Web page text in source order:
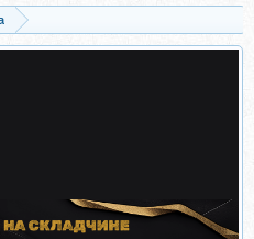
видео (Валерий Бондаренко)